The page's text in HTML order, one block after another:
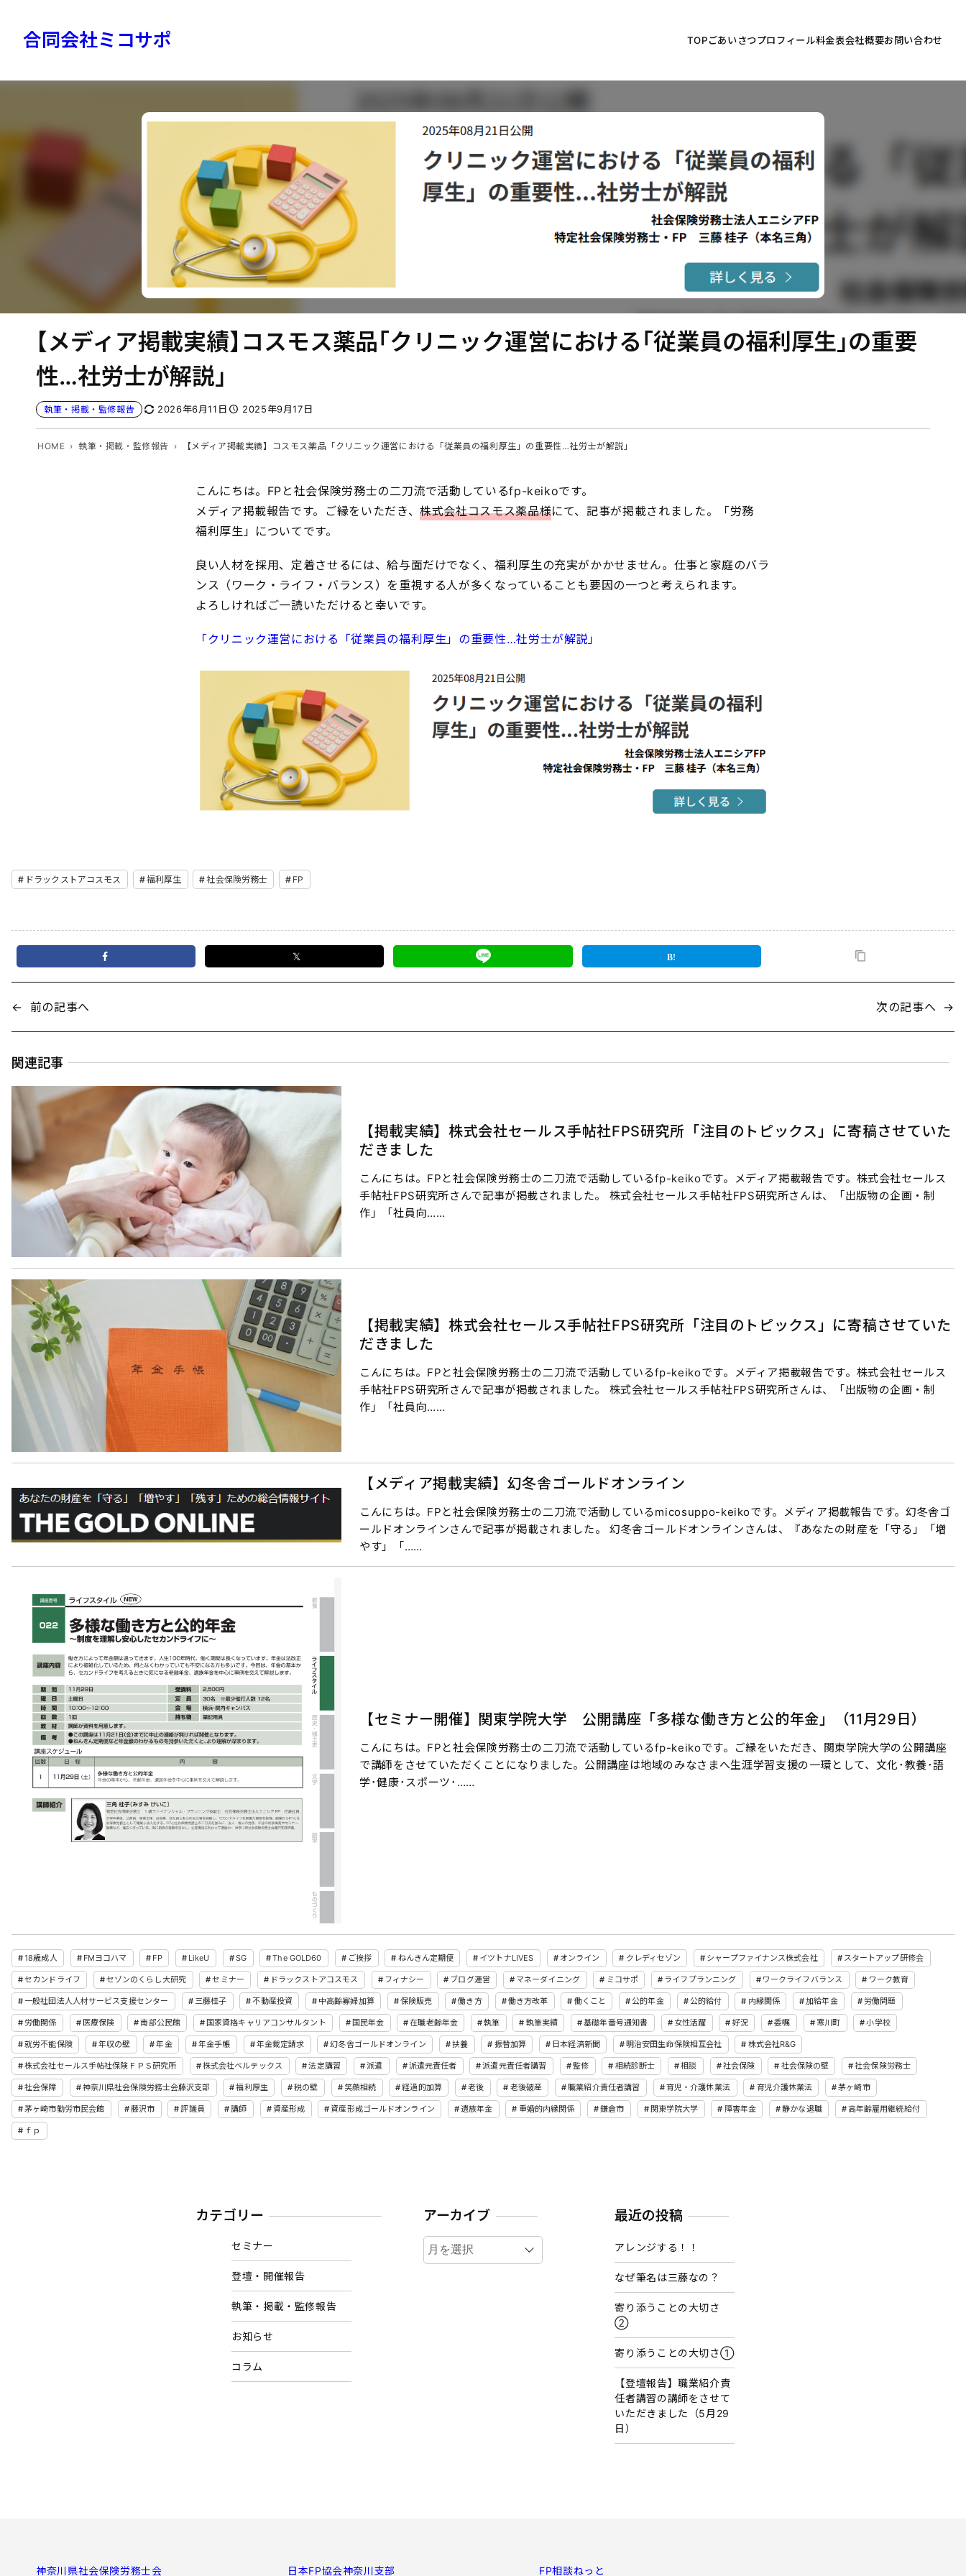
プ
合同会社ミコサポ TOPごあいさつプロフィール料金表会社概要お問い合わせ
【メディア掲載実績】コスモス薬品「クリニック運営における「従業員の福利厚生」の重要
性…社労士が解説」
執筆・掲載・監修報告 2026年6月11日 2025年9月17日
HOME 執筆・掲載・監修報告 【メディア掲載実績】コスモス薬品「クリニック運営における「従業員の福利厚生」の重要性…社労士が解説」
こんにちは。FPと社会保険労務士の二刀流で活動しているfp-keikoです。
メディア掲載報告です。ご縁をいただき、株式会社コスモス薬品様にて、記事が掲載されました。「労務
福利厚生」についてです。
良い人材を採用、定着させるには、給与面だけでなく、福利厚生の充実がかかせません。仕事と家庭のバラ
ンス（ワーク・ライフ・バランス）を重視する人が多くなっていることも要因の一つと考えられます。
よろしければご一読いただけると幸いです。
「クリニック運営における「従業員の福利厚生」の重要性…社労士が解説」
ドラックストアコスモス 福利厚生 社会保険労務士 FP
𝕏
← 前の記事へ 次の記事へ →
関連記事
【掲載実績】株式会社セールス手帖社FPS研究所「注目のトピックス」に寄稿させていた
だきました
こんにちは。FPと社会保険労務士の二刀流で活動しているfp-keikoです。メディア掲載報告です。株式会社セールス
手帖社FPS研究所さんで記事が掲載されました。 株式会社セールス手帖社FPS研究所さんは、「出版物の企画・制
作」「社員向……
【掲載実績】株式会社セールス手帖社FPS研究所「注目のトピックス」に寄稿させていた
だきました
こんにちは。FPと社会保険労務士の二刀流で活動しているfp-keikoです。メディア掲載報告です。株式会社セールス
手帖社FPS研究所さんで記事が掲載されました。 株式会社セールス手帖社FPS研究所さんは、「出版物の企画・制
作」「社員向……
【メディア掲載実績】幻冬舎ゴールドオンライン
こんにちは。FPと社会保険労務士の二刀流で活動しているmicosuppo-keikoです。メディア掲載報告です。幻冬舎ゴ
ールドオンラインさんで記事が掲載されました。 幻冬舎ゴールドオンラインさんは、『あなたの財産を「守る」「増
やす」「……
【セミナー開催】関東学院大学 公開講座「多様な働き方と公的年金」（11月29日）
こんにちは。FPと社会保険労務士の二刀流で活動しているfp-keikoです。ご縁をいただき、関東学院大学の公開講座
で講師をさせていただくことになりました。公開講座は地域のみなさまへ生涯学習支援の一環として、文化･教養･語
学･健康･スポーツ･……
18歳成人 FMヨコハマ FP LikeU SG The GOLD60 ご挨拶 ねんきん定期便 イツトナLIVES オンライン クレディセゾン シャープファイナンス株式会社 スタートアップ研修会
セカンドライフ セゾンのくらし大研究 セミナー ドラックストアコスモス フィナシー ブログ運営 マネーダイニング ミコサポ ライフプランニング ワークライフバランス ワーク教育
一般社団法人人材サービス支援センター 三藤桂子 不動産投資 中高齢寡婦加算 保険販売 働き方 働き方改革 働くこと 公的年金 公的給付 内縁関係 加給年金 労働問題
労働関係 医療保険 南部公民館 国家資格キャリアコンサルタント 国民年金 在職老齢年金 執筆 執筆実績 基礎年番号通知書 女性活躍 好況 委嘱 寒川町 小学校
就労不能保険 年収の壁 年金 年金手帳 年金裁定請求 幻冬舎ゴールドオンライン 扶養 振替加算 日本経済新聞 明治安田生命保険相互会社 株式会社R&G
株式会社セールス手帖社保険ＦＰＳ研究所 株式会社ベルテックス 法定講習 派遣 派遣元責任者 派遣元責任者講習 監修 相続診断士 相談 社会保険 社会保険の壁 社会保険労務士
社会保障 神奈川県社会保険労務士会藤沢支部 福利厚生 税の壁 笑顔相続 経過的加算 老後 老後破産 職業紹介責任者講習 育児・介護休業法 育児介護休業法 茅ヶ崎市
茅ヶ崎市勤労市民会館 藤沢市 評議員 講師 資産形成 資産形成ゴールドオンライン 遺族年金 重婚的内縁関係 鎌倉市 関東学院大学 障害年金 静かな退職 高年齢雇用継続給付
ｆｐ
カテゴリー
セミナー
登壇・開催報告
執筆・掲載・監修報告
お知らせ
コラム
アーカイブ
ア
ー
最近の投稿
アレンジする！！
なぜ筆名は三藤なの？
寄り添うことの大切さ
②
寄り添うことの大切さ①
【登壇報告】職業紹介責
任者講習の講師をさせて
いただきました（5月29
日）
神奈川県社会保険労務士会 日本FP協会神奈川支部 FP相談ねっと